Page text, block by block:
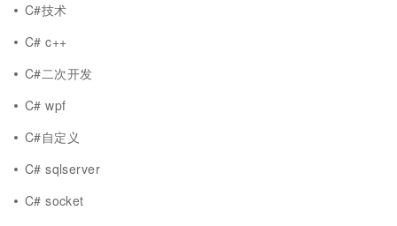
C#技术
C# c++
C#二次开发
C# wpf
C#自定义
C# sqlserver
C# socket